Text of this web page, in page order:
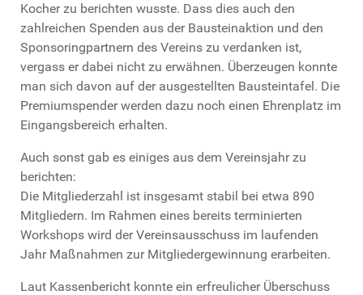
Kocher zu berichten wusste. Dass dies auch den
zahlreichen Spenden aus der Bausteinaktion und den
Sponsoringpartnern des Vereins zu verdanken ist,
vergass er dabei nicht zu erwähnen. Überzeugen konnte
man sich davon auf der ausgestellten Bausteintafel. Die
Premiumspender werden dazu noch einen Ehrenplatz im
Eingangsbereich erhalten.
Auch sonst gab es einiges aus dem Vereinsjahr zu
berichten:
Die Mitgliederzahl ist insgesamt stabil bei etwa 890
Mitgliedern. Im Rahmen eines bereits terminierten
Workshops wird der Vereinsausschuss im laufenden
Jahr Maßnahmen zur Mitgliedergewinnung erarbeiten.
Laut Kassenbericht konnte ein erfreulicher Überschuss